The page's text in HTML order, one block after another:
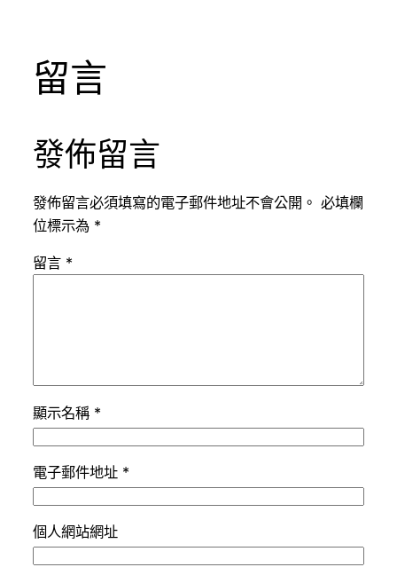
留言
發佈留言
發佈留言必須填寫的電子郵件地址不會公開。 必填欄
位標示為 *
留言 *
顯示名稱 *
電子郵件地址 *
個人網站網址